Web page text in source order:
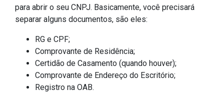
para abrir o seu CNPJ. Basicamente, você precisará
separar alguns documentos, são eles:
RG e CPF;
Comprovante de Residência;
Certidão de Casamento (quando houver);
Comprovante de Endereço do Escritório;
Registro na OAB.